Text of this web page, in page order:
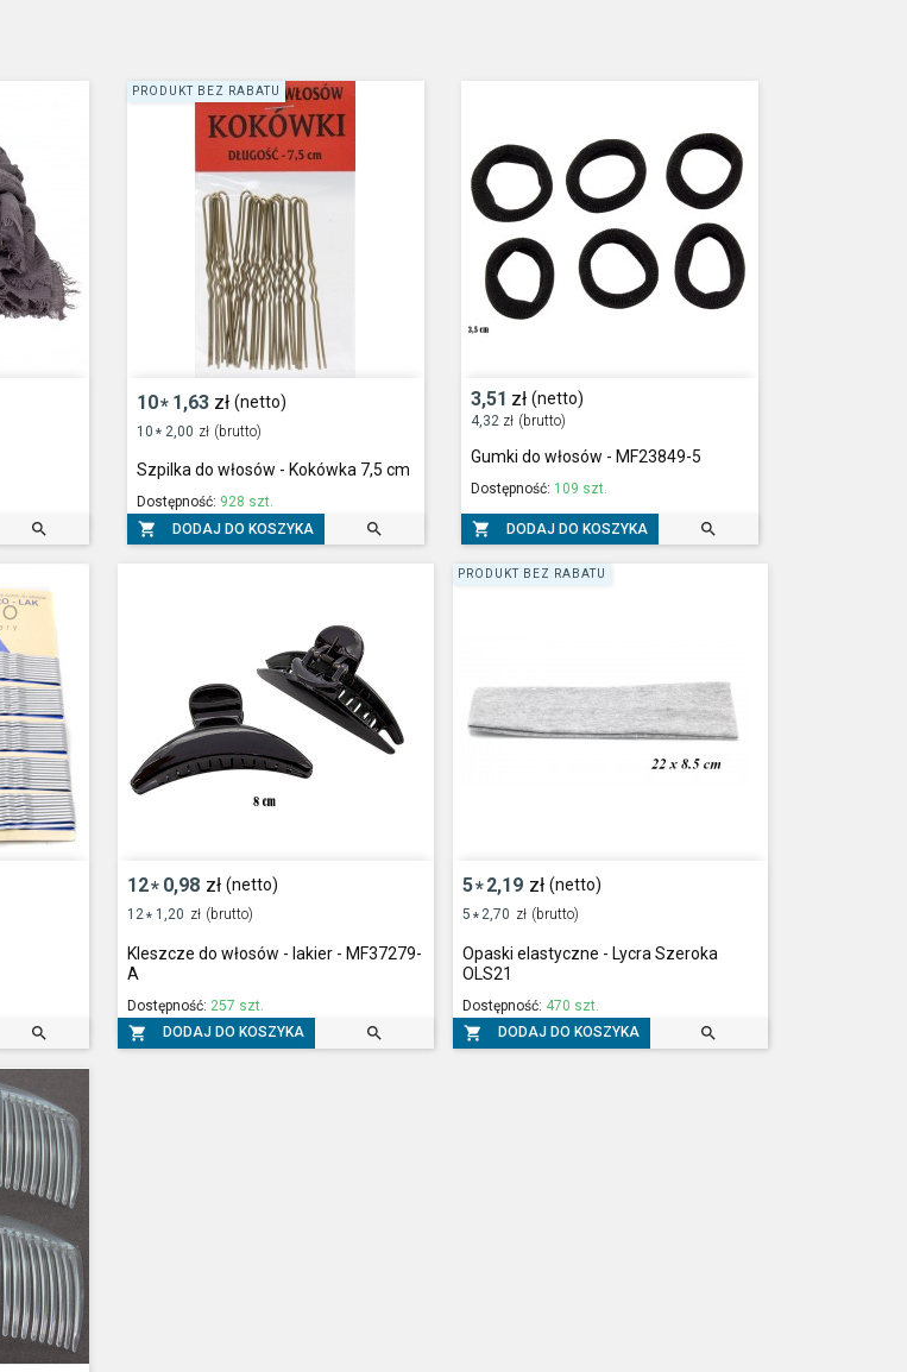

10* 1,63 zł (netto)
10 * 2,00 zł (brutto)
Szpilka do włosów - Kokówka 7,5 cm
Dostępność: 928 szt.
 DODAJ DO KOSZYKA 
PRODUKT BEZ RABATU
3,51 zł (netto)
4,32 zł (brutto)
Gumki do włosów - MF23849-5
Dostępność: 109 szt.
 DODAJ DO KOSZYKA 

12* 0,98 zł (netto)
12 * 1,20 zł (brutto)
Kleszcze do włosów - lakier - MF37279-
A
Dostępność: 257 szt.
 DODAJ DO KOSZYKA 
5*2,19 zł (netto)
5 * 2,70 zł (brutto)
Opaski elastyczne - Lycra Szeroka
OLS21
Dostępność: 470 szt.
 DODAJ DO KOSZYKA 
PRODUKT BEZ RABATU